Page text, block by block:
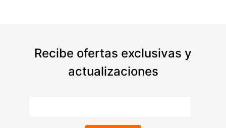
Recibe ofertas exclusivas y
actualizaciones